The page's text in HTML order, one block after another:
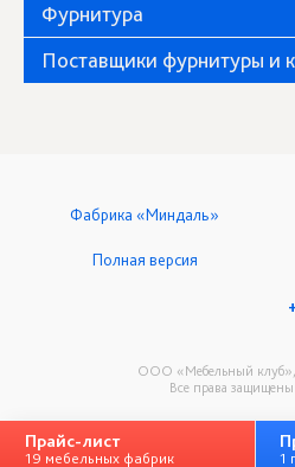
Фурнитура
Поставщики фурнитуры и
ООО «Мебельный
Все права
Фабрика «Миндаль»
Полная версия
Прайс-лист
19 мебельных фабрик 1